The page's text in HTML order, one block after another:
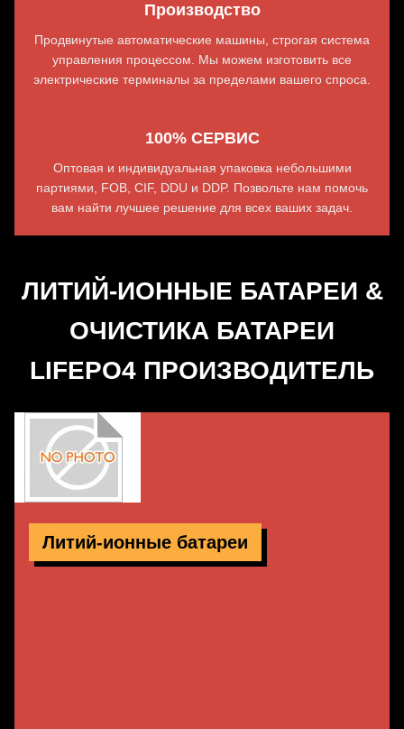
Производство
Продвинутые автоматические машины, строгая система
управления процессом. Мы можем изготовить все
электрические терминалы за пределами вашего спроса.
100% СЕРВИС
Оптовая и индивидуальная упаковка небольшими
партиями, FOB, CIF, DDU и DDP. Позвольте нам помочь
вам найти лучшее решение для всех ваших задач.
ЛИТИЙ-ИОННЫЕ БАТАРЕИ &
ОЧИСТИКА БАТАРЕИ
LIFEPO4 ПРОИЗВОДИТЕЛЬ
Литий-ионные батареи